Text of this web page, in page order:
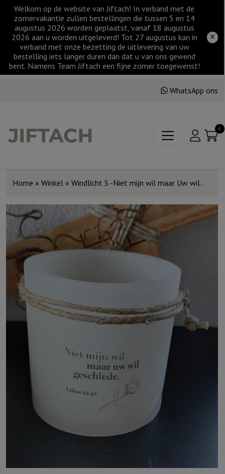
Welkom op de website van Jiftach! In verband met de
zomervakantie zullen bestellingen die tussen 5 en 14
augustus 2026 worden geplaatst, vanaf 18 augustus
2026 aan u worden uitgeleverd! Tot 27 augustus kan in
verband met onze bezetting de uitlevering van uw
bestelling iets langer duren dan dat u van ons gewend
bent. Namens Team Jiftach een fijne zomer toegewenst!
WhatsApp ons
0
Home » Winkel » Windlicht S -Niet mijn wil maar Uw wil..